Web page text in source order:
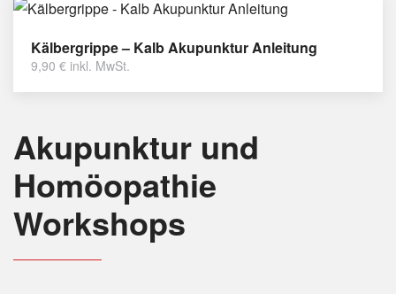
Kälbergrippe – Kalb Akupunktur Anleitung
9,90 € inkl. MwSt.
Akupunktur und
Homöopathie
Workshops